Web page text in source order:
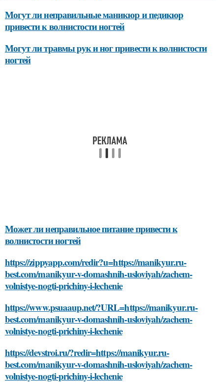
Могут ли неправильные маникюр и педикюр
привести к волнистости ногтей
Могут ли травмы рук и ног привести к волнистости
ногтей
Может ли неправильное питание привести к
волнистости ногтей
https://zippyapp.com/redir?u=https://manikyur.ru-
best.com/manikyur-v-domashnih-usloviyah/zachem-
volnistye-nogti-prichiny-i-lechenie
https://www.psuaaup.net/?URL=https://manikyur.ru-
best.com/manikyur-v-domashnih-usloviyah/zachem-
volnistye-nogti-prichiny-i-lechenie
https://devstroi.ru/?redir=https://manikyur.ru-
best.com/manikyur-v-domashnih-usloviyah/zachem-
volnistye-nogti-prichiny-i-lechenie